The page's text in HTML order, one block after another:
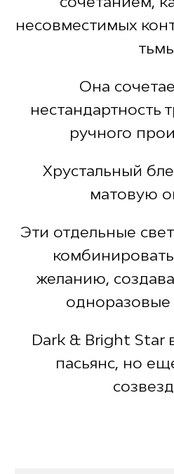
несовместимых
Она
нестандартность
ручного
Хрустальный
матовую
Эти отдельные
желанию,
одноразовые
Dark & Bright Star
пасьянс, но